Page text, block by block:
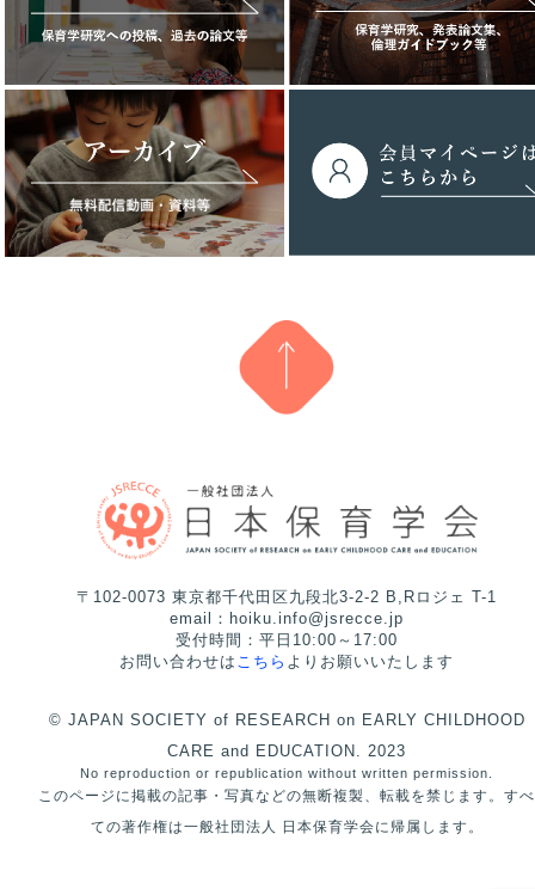
〒102-0073 東京都千代田区九段北3-2-2 B,Rロジェ T-1
email：hoiku.info@jsrecce.jp
受付時間：平日10:00～17:00
お問い合わせは こちら よりお願いいたします
© JAPAN SOCIETY of RESEARCH on EARLY CHILDHOOD
CARE and EDUCATION. 2023
No reproduction or republication without written permission.
このページに掲載の記事・写真などの無断複製、転載を禁じます。すべ
ての著作権は一般社団法人 日本保育学会に帰属します。